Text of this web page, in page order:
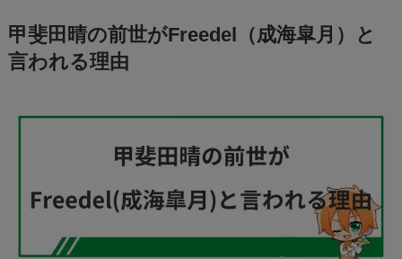
甲斐田晴の前世がFreedel（成海皐月）と
言われる理由